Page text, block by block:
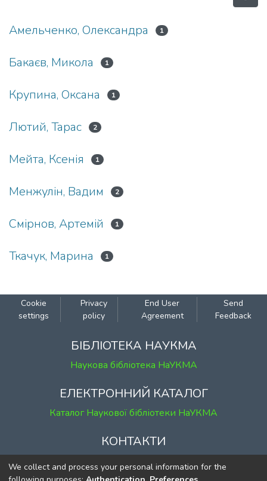
Амельченко, Олександра 1
Бакаєв, Микола 1
Крупина, Оксана 1
Лютий, Тарас 2
Мейта, Ксенія 1
Менжулін, Вадим 2
Смірнов, Артемій 1
Ткачук, Марина 1
Cookie
settings
Privacy
policy
End User
Agreement
Send
Feedback
БІБЛІОТЕКА НАУКМА
Наукова бібліотека НаУКМА
ЕЛЕКТРОННИЙ КАТАЛОГ
Каталог Наукової бібліотеки НаУКМА
КОНТАКТИ
м. Київ, вул. Григорія Сковороди, 2
к. 1, к. 120
We collect and process your personal information for the